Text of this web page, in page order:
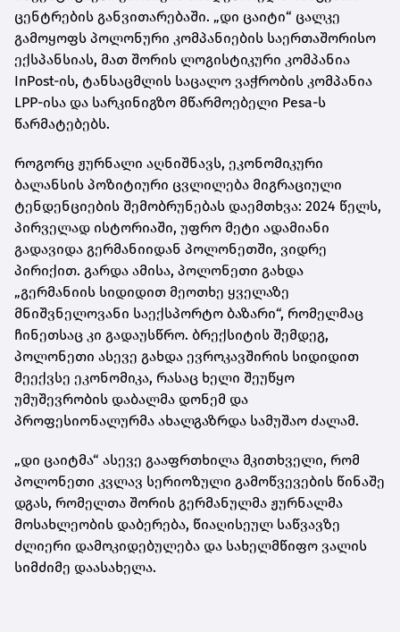
ცენტრების განვითარებაში. „დი ცაიტი“ ცალკე
გამოყოფს პოლონური კომპანიების საერთაშორისო
ექსპანსიას, მათ შორის ლოგისტიკური კომპანია
InPost-ის, ტანსაცმლის საცალო ვაჭრობის კომპანია
LPP-ისა და სარკინიგზო მწარმოებელი Pesa-ს
წარმატებებს.
როგორც ჟურნალი აღნიშნავს, ეკონომიკური
ბალანსის პოზიტიური ცვლილება მიგრაციული
ტენდენციების შემობრუნებას დაემთხვა: 2024 წელს,
პირველად ისტორიაში, უფრო მეტი ადამიანი
გადავიდა გერმანიიდან პოლონეთში, ვიდრე
პირიქით. გარდა ამისა, პოლონეთი გახდა
„გერმანიის სიდიდით მეოთხე ყველაზე
მნიშვნელოვანი საექსპორტო ბაზარი“, რომელმაც
ჩინეთსაც კი გადაუსწრო. ბრექსიტის შემდეგ,
პოლონეთი ასევე გახდა ევროკავშირის სიდიდით
მეექვსე ეკონომიკა, რასაც ხელი შეუწყო
უმუშევრობის დაბალმა დონემ და
პროფესიონალურმა ახალგაზრდა სამუშაო ძალამ.
„დი ცაიტმა“ ასევე გააფრთხილა მკითხველი, რომ
პოლონეთი კვლავ სერიოზული გამოწვევების წინაშე
დგას, რომელთა შორის გერმანულმა ჟურნალმა
მოსახლეობის დაბერება, წიაღისეულ საწვავზე
ძლიერი დამოკიდებულება და სახელმწიფო ვალის
სიმძიმე დაასახელა.